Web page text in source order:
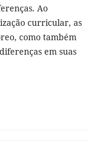
Ao
curricular, as
como também
em suas